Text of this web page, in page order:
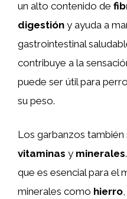
un alto contenido de
digestión y ayuda a
gastrointestinal
contribuye a la
puede ser útil para
su peso.
Los garbanzos
vitaminas y minerales
que es esencial para el
minerales como hierro,